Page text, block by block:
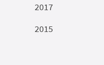
2017
2015